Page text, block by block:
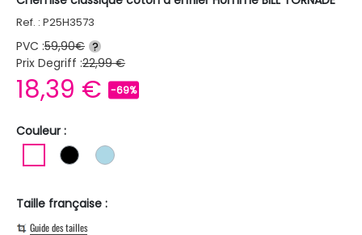
Ref. : P25H3573
PVC :59,90€ ?
Prix Degriff :22,99 €
18,39 € -69%
Couleur :
BLANCNOIR BLEU CLAIR
Taille française :
Guide des tailles